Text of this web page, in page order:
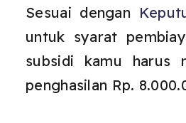
Sesuai dengan
untuk syarat
subsidi kamu harus
penghasilan Rp.